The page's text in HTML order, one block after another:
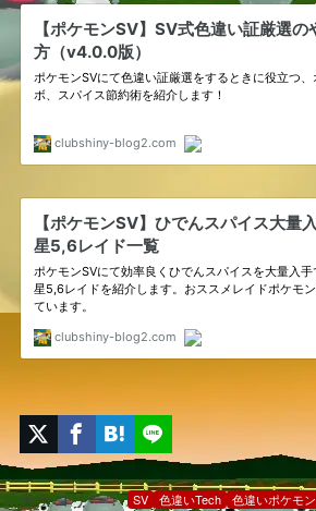
カテゴリー： SV 色違いTech 色違いポケモン